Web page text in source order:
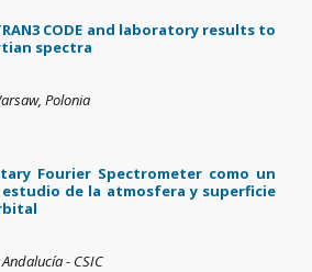
CODE and laboratory results to
spectra
Polonia
Fourier Spectrometer como un
de la atmosfera y superficie
- CSIC